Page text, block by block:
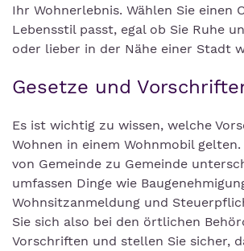
Ihr Wohnerlebnis. Wählen Sie einen
Lebensstil passt, egal ob Sie Ruhe
oder lieber in der Nähe einer Stadt
Gesetze und
Es ist wichtig zu wissen, welche
Wohnen in einem Wohnmobil
von Gemeinde zu Gemeinde
umfassen Dinge wie
Wohnsitzanmeldung und
Sie sich also bei den örtlichen
Vorschriften und stellen Sie sicher,